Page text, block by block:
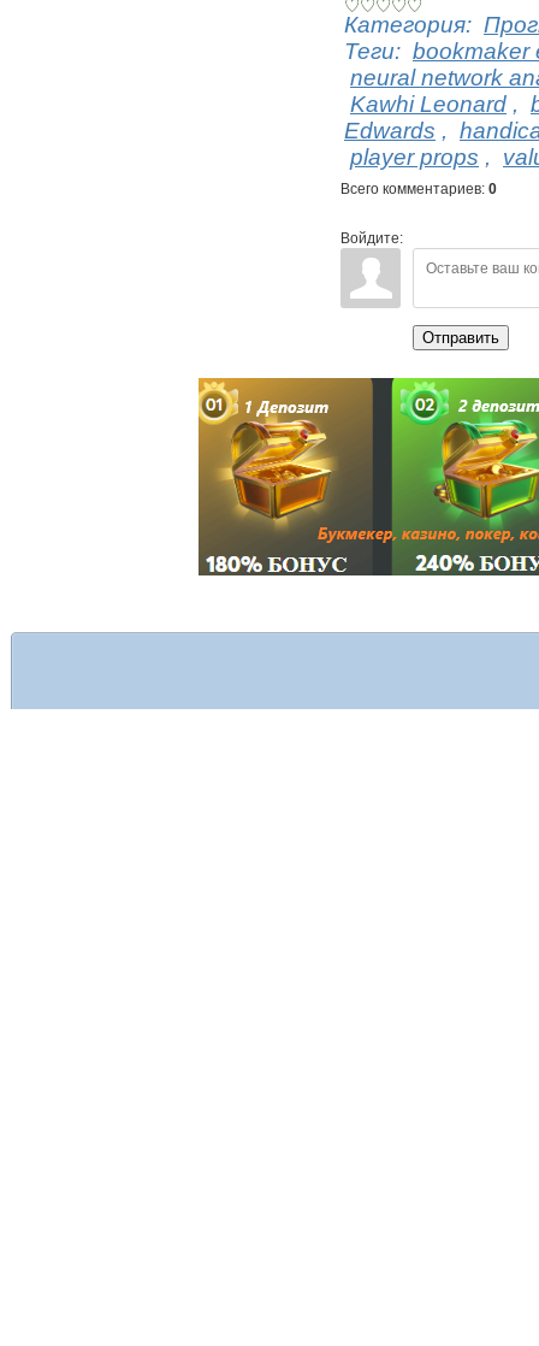
Категория:
Теги: bookmaker
neural network
Kawhi Leonard ,
Edwards ,
player props ,
Всего комментариев: 0
Войдите:
Отправить